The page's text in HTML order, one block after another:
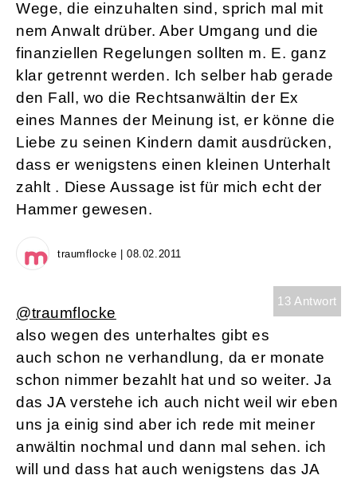
Wege, die einzuhalten sind, sprich mal mit
nem Anwalt drüber. Aber Umgang und die
finanziellen Regelungen sollten m. E. ganz
klar getrennt werden. Ich selber hab gerade
den Fall, wo die Rechtsanwältin der Ex
eines Mannes der Meinung ist, er könne die
Liebe zu seinen Kindern damit ausdrücken,
dass er wenigstens einen kleinen Unterhalt
zahlt . Diese Aussage ist für mich echt der
Hammer gewesen.
traumflocke | 08.02.2011
13 Antwort
@traumflocke
also wegen des unterhaltes gibt es
auch schon ne verhandlung, da er monate
schon nimmer bezahlt hat und so weiter. Ja
das JA verstehe ich auch nicht weil wir eben
uns ja einig sind aber ich rede mit meiner
anwältin nochmal und dann mal sehen. ich
will und dass hat auch wenigstens das JA